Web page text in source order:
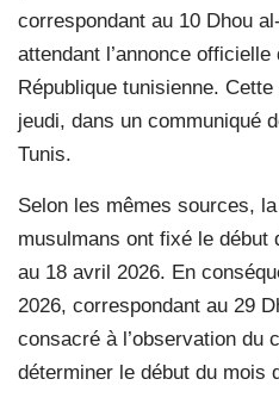
correspondant au 10 Dhou
attendant l’annonce
République tunisienne.
jeudi, dans un communiqué
Tunis.
Selon les mêmes sources,
musulmans ont fixé le début
au 18 avril 2026. En
2026, correspondant au 29
consacré à l’observation du
déterminer le début du mois